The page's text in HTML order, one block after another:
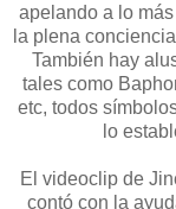
apelando a lo
la plena
También hay
tales como
etc, todos
lo
El videoclip de
contó con la